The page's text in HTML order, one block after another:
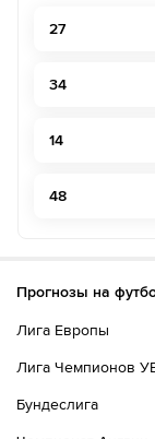
27
34
14
48
Прогнозы на
Лига Европы
Лига Чемпионов
Бундеслига